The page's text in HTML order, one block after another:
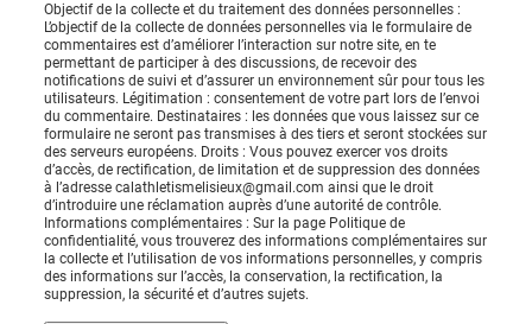
Objectif de la collecte et du traitement des données personnelles :
L’objectif de la collecte de données personnelles via le formulaire de
commentaires est d’améliorer l’interaction sur notre site, en te
permettant de participer à des discussions, de recevoir des
notifications de suivi et d’assurer un environnement sûr pour tous les
utilisateurs. Légitimation : consentement de votre part lors de l’envoi
du commentaire. Destinataires : les données que vous laissez sur ce
formulaire ne seront pas transmises à des tiers et seront stockées sur
des serveurs européens. Droits : Vous pouvez exercer vos droits
d’accès, de rectification, de limitation et de suppression des données
à l’adresse calathletismelisieux@gmail.com ainsi que le droit
d’introduire une réclamation auprès d’une autorité de contrôle.
Informations complémentaires : Sur la page Politique de
confidentialité, vous trouverez des informations complémentaires sur
la collecte et l’utilisation de vos informations personnelles, y compris
des informations sur l’accès, la conservation, la rectification, la
suppression, la sécurité et d’autres sujets.